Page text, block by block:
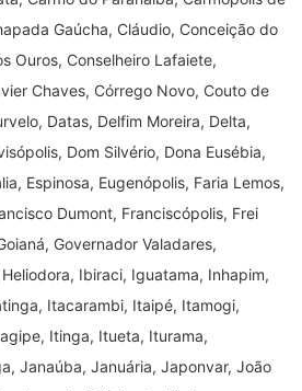
Gaúcha, Cláudio, Conceição do
Ouros, Conselheiro Lafaiete,
Chaves, Córrego Novo, Couto de
Datas, Delfim Moreira, Delta,
Dom Silvério, Dona Eusébia,
Espinosa, Eugenópolis, Faria Lemos,
Dumont, Franciscópolis, Frei
Governador Valadares,
Ibiraci, Iguatama, Inhapim,
Itacarambi, Itaipé, Itamogi,
Itinga, Itueta, Iturama,
Janaúba, Januária, Japonvar, João